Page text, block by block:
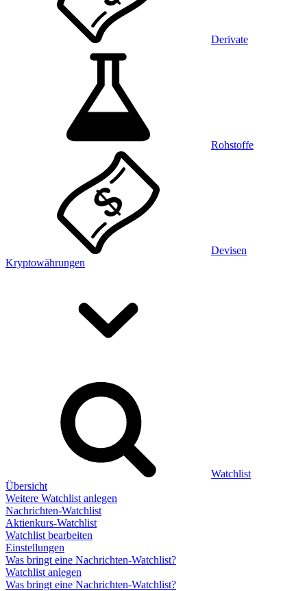
Derivate
Rohstoffe
Devisen
Kryptowährungen
Watchlist
Übersicht
Weitere Watchlist anlegen
Nachrichten-Watchlist
Aktienkurs-Watchlist
Watchlist bearbeiten
Einstellungen
Was bringt eine Nachrichten-Watchlist?
Watchlist anlegen
Was bringt eine Nachrichten-Watchlist?